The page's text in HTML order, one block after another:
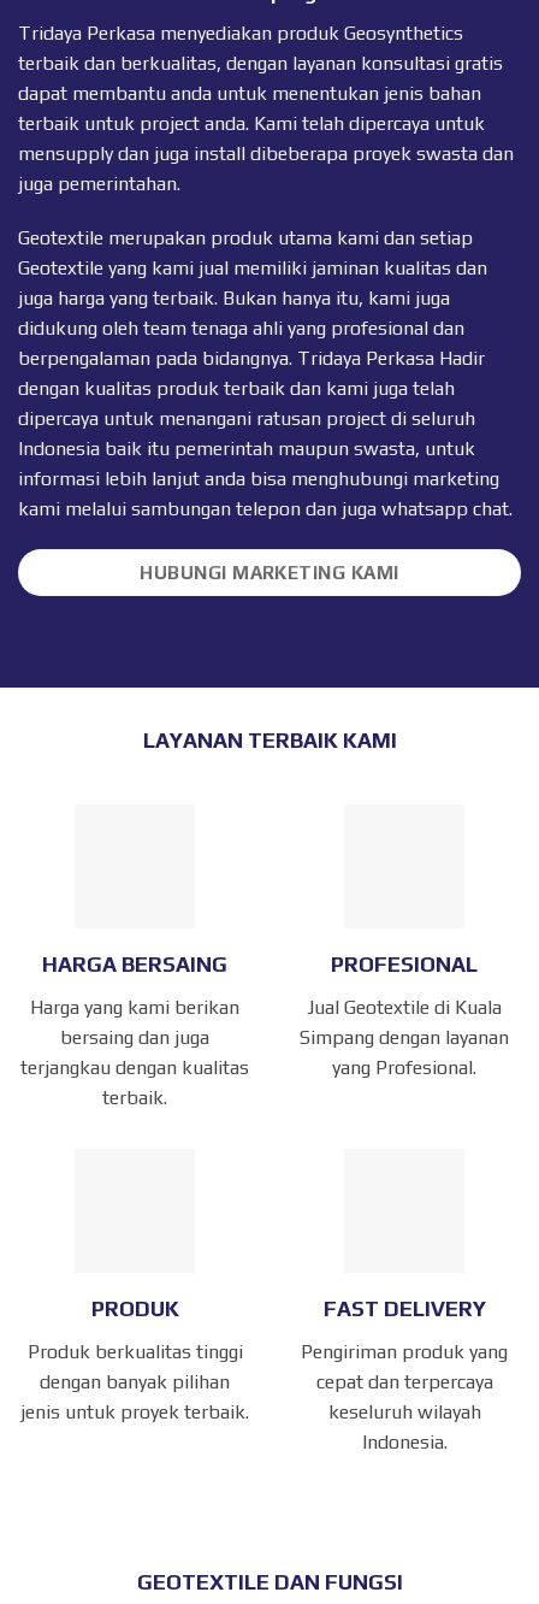
Tridaya Perkasa menyediakan produk Geosynthetics
terbaik dan berkualitas, dengan layanan konsultasi gratis
dapat membantu anda untuk menentukan jenis bahan
terbaik untuk project anda. Kami telah dipercaya untuk
mensupply dan juga install dibeberapa proyek swasta dan
juga pemerintahan.
Geotextile merupakan produk utama kami dan setiap
Geotextile yang kami jual memiliki jaminan kualitas dan
juga harga yang terbaik. Bukan hanya itu, kami juga
didukung oleh team tenaga ahli yang profesional dan
berpengalaman pada bidangnya. Tridaya Perkasa Hadir
dengan kualitas produk terbaik dan kami juga telah
dipercaya untuk menangani ratusan project di seluruh
Indonesia baik itu pemerintah maupun swasta, untuk
informasi lebih lanjut anda bisa menghubungi marketing
kami melalui sambungan telepon dan juga whatsapp chat.
HUBUNGI MARKETING KAMI
LAYANAN TERBAIK KAMI
HARGA BERSAING
Harga yang kami berikan
bersaing dan juga
terjangkau dengan kualitas
terbaik.
PROFESIONAL
Jual Geotextile di Kuala
Simpang dengan layanan
yang Profesional.
PRODUK
Produk berkualitas tinggi
dengan banyak pilihan
jenis untuk proyek terbaik.
FAST DELIVERY
Pengiriman produk yang
cepat dan terpercaya
keseluruh wilayah
Indonesia.
GEOTEXTILE DAN FUNGSI